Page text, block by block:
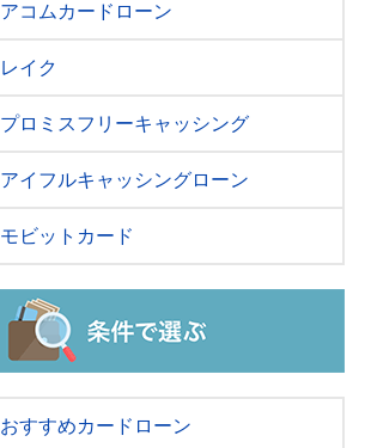
アコムカードローン
レイク
プロミスフリーキャッシング
アイフルキャッシングローン
モビットカード
おすすめカードローン